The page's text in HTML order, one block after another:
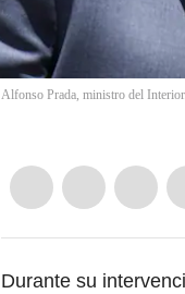
Alfonso Prada, ministro del
Durante su